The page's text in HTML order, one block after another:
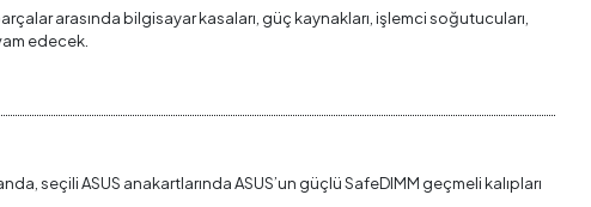
arasında bilgisayar kasaları, güç kaynakları, işlemci soğutucuları,
edecek.
seçili ASUS anakartlarında ASUS’un güçlü SafeDIMM geçmeli kalıpları